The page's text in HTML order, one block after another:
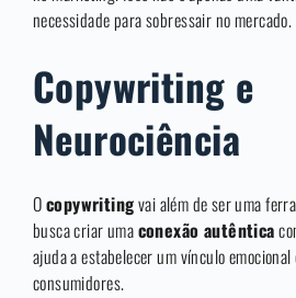
necessidade para sobressair no mercado.
Copywriting e
Neurociência
Ocopywritingvai além de ser uma
busca criar umaconexão autêntica
ajuda a estabelecer um vínculo
consumidores.